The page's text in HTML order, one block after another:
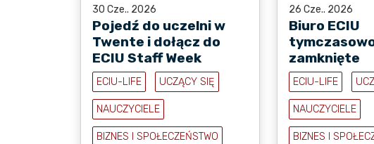
30 Cze.. 2026
Pojedź do uczelni w
Twente i dołącz do
ECIU Staff Week
ECIU-LIFE UCZĄCY SIĘ
NAUCZYCIELE
BIZNES I SPOŁECZEŃSTWO
26 Cze.. 2026
Biuro ECIU
zamknięte
ECIU-LIFE
NAUCZYCIELE
BIZNES I